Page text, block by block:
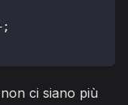
;
ci siano più